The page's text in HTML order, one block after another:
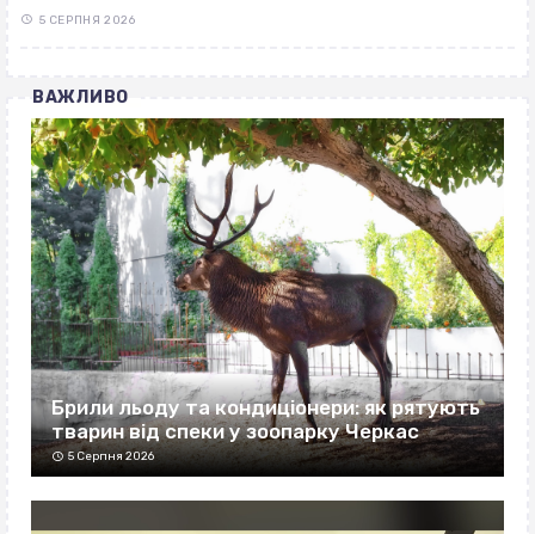
5 СЕРПНЯ 2026
ВАЖЛИВО
Брили льоду та кондиціонери: як рятують
тварин від спеки у зоопарку Черкас
5 Серпня 2026